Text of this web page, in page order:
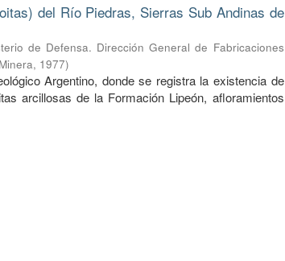
del Río Piedras, Sierras Sub Andinas de
de Defensa. Dirección General de Fabricaciones
, 1977)
Argentino, donde se registra la existencia de
arcillosas de la Formación Lipeón, afloramientos